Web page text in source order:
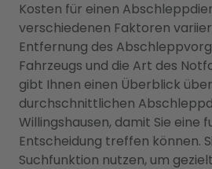
Kosten für einen
verschiedenen Faktoren
Entfernung des
Fahrzeugs und die Art des
gibt Ihnen einen Überblick
durchschnittlichen
Willingshausen, damit Sie eine
Entscheidung treffen können.
Suchfunktion nutzen, um